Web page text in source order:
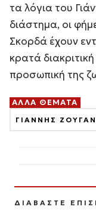
τα λόγια του
διάστημα, οι
Σκορδά έχουν
κρατά
προσωπική της
ΑΛΛΑ ΘΕΜΑΤΑ
ΓΙΑΝΝΗΣ
ΔΙΑΒΑΣΤΕ